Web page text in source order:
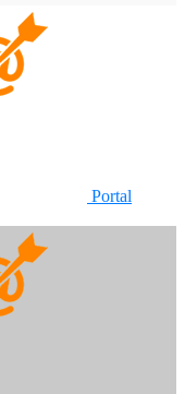
Portal